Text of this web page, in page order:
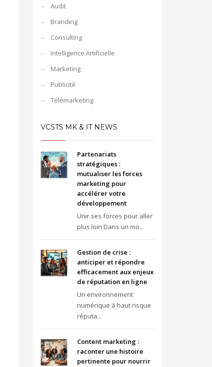
Audit
Branding
Consulting
Intelligence Artificielle
Marketing
Publicité
Télémarketing
VCSTS MK & IT NEWS
Partenariats
stratégiques :
mutualiser les forces
marketing pour
accélérer votre
développement
Unir ses forces pour aller
plus loin Dans un mo...
Gestion de crise :
anticiper et répondre
efficacement aux enjeux
de réputation en ligne
Un environnement
numérique à haut risque
réputa...
Content marketing :
raconter une histoire
pertinente pour nourrir